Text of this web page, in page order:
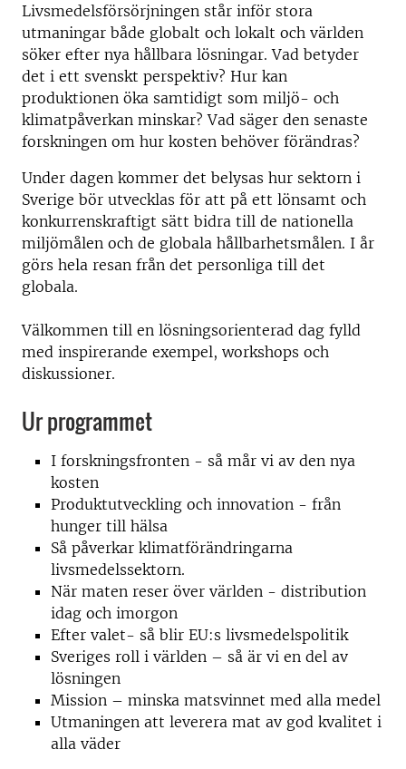
Livsmedelsförsörjningen står inför stora
utmaningar både globalt och lokalt och världen
söker efter nya hållbara lösningar. Vad betyder
det i ett svenskt perspektiv? Hur kan
produktionen öka samtidigt som miljö- och
klimatpåverkan minskar? Vad säger den senaste
forskningen om hur kosten behöver förändras?
Under dagen kommer det belysas hur sektorn i
Sverige bör utvecklas för att på ett lönsamt och
konkurrenskraftigt sätt bidra till de nationella
miljömålen och de globala hållbarhetsmålen. I år
görs hela resan från det personliga till det
globala.
Välkommen till en lösningsorienterad dag fylld
med inspirerande exempel, workshops och
diskussioner.
Ur programmet
I forskningsfronten - så mår vi av den nya
kosten
Produktutveckling och innovation - från
hunger till hälsa
Så påverkar klimatförändringarna
livsmedelssektorn.
När maten reser över världen - distribution
idag och imorgon
Efter valet- så blir EU:s livsmedelspolitik
Sveriges roll i världen – så är vi en del av
lösningen
Mission – minska matsvinnet med alla medel
Utmaningen att leverera mat av god kvalitet i
alla väder